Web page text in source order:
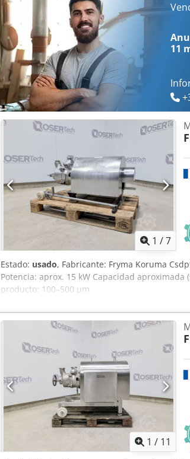
11
1 /7
Estado: usado, Fabricante: Fryma Koruma
Potencia: aprox. 15 kW Capacidad
producto: 100–500 µm
1 / 11